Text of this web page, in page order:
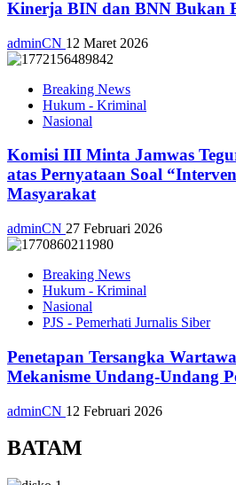
Kinerja BIN dan BNN Bukan
adminCN 12 Maret 2026
Breaking News
Hukum - Kriminal
Nasional
Komisi III Minta Jamwas
atas Pernyataan Soal
Masyarakat
adminCN 27 Februari 2026
Breaking News
Hukum - Kriminal
Nasional
PJS - Pemerhati Jurnalis Siber
Penetapan Tersangka
Mekanisme Undang-Undang
adminCN 12 Februari 2026
BATAM